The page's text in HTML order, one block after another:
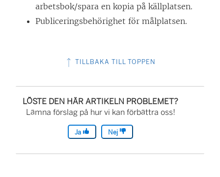
arbetsbok/spara en kopia på källplatsen.
Publiceringsbehörighet för målplatsen.
TILLBAKA TILL TOPPEN
LÖSTE DEN HÄR ARTIKELN PROBLEMET?
Lämna förslag på hur vi kan förbättra oss!
Ja Nej